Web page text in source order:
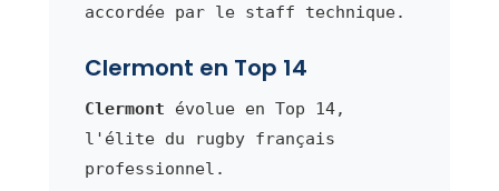
accordée par le staff technique.
Clermont en Top 14
Clermont évolue en Top 14,
l'élite du rugby français
professionnel.